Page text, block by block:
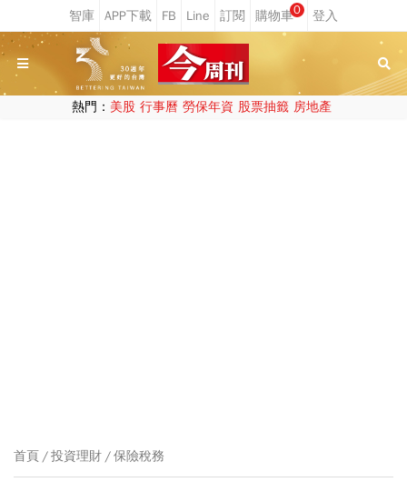
0
熱門： 美股 行事曆 勞保年資 股票抽籤 房地產
首頁 投資理財 保險稅務